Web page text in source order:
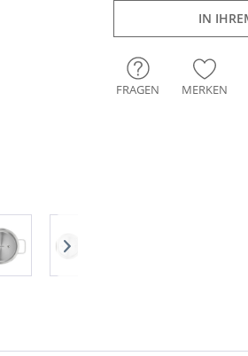
IN
FRAGEN MERKEN